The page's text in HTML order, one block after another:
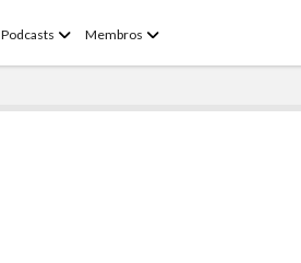
Podcasts openMembros open